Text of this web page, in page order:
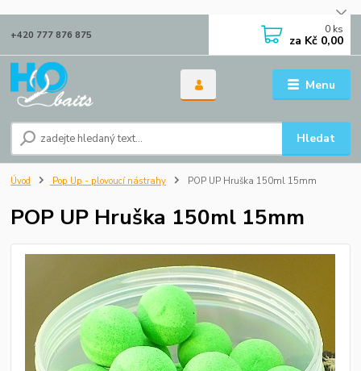
Menu
Hledat
+420 777 876 875 0 ks
za Kč 0,00
Úvod Pop Up - plovoucí nástrahy POP UP Hruška 150ml 15mm
POP UP Hruška 150ml 15mm